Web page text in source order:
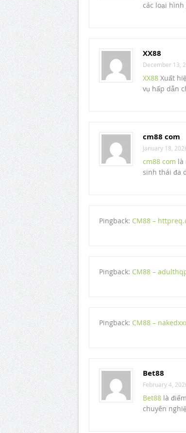
các loại
XX88
December 13,
XX88 Xuất
vụ hấp dẫn
cm88 com
January 18,
cm88 com là
sinh thái đa
Pingback: CM88 –
Pingback: CM88 –
Pingback: CM88 –
Bet88
February 4,
Bet88 là
chuyên